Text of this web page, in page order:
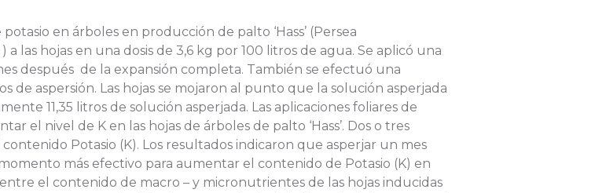
en árboles en producción de palto ‘Hass’ (Persea
) a las hojas en una dosis de 3,6 kg por 100 litros de agua. Se aplicó una
después de la expansión completa. También se efectuó una
de aspersión. Las hojas se mojaron al punto que la solución asperjada
11,35 litros de solución asperjada. Las aplicaciones foliares de
el nivel de K en las hojas de árboles de palto ‘Hass’. Dos o tres
Potasio (K). Los resultados indicaron que asperjar un mes
más efectivo para aumentar el contenido de Potasio (K) en
el contenido de macro – y micronutrientes de las hojas inducidas